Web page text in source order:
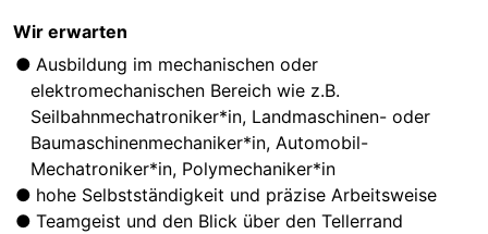
Wir erwarten
Ausbildung im mechanischen oder
elektromechanischen Bereich wie z.B.
Seilbahnmechatroniker*in, Landmaschinen- oder
Baumaschinenmechaniker*in, Automobil-
Mechatroniker*in, Polymechaniker*in
hohe Selbstständigkeit und präzise Arbeitsweise
Teamgeist und den Blick über den Tellerrand